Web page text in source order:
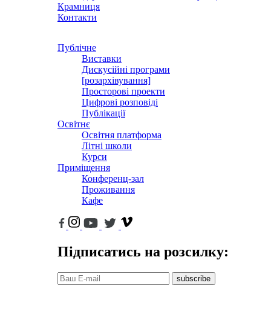
Крамниця
Контакти
Публічне
Виставки
Дискусійні програми
[розархівування]
Просторові проекти
Цифрові розповіді
Публікації
Освітнє
Освітня платформа
Літні школи
Курси
Приміщення
Конференц-зал
Проживання
Кафе
Підписатись на розсилку:
subscribe